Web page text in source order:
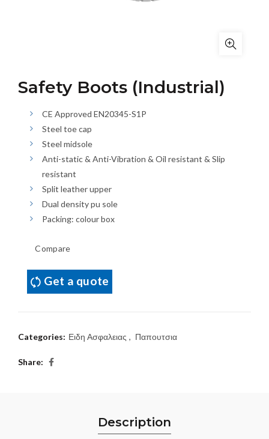
Safety Boots (Industrial)
CE Approved EN20345-S1P
Steel toe cap
Steel midsole
Anti-static & Anti-Vibration & Oil resistant & Slip
resistant
Split leather upper
Dual density pu sole
Packing: colour box
Compare
Get a quote
Categories: Ειδη Ασφαλειας , Παπουτσια
Share
Description